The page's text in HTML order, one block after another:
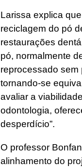
Larissa explica
reciclagem do pó
restaurações
pó, normalmente
reprocessado sem
tornando-se
avaliar a
odontologia,
desperdício”.
O professor
alinhamento do